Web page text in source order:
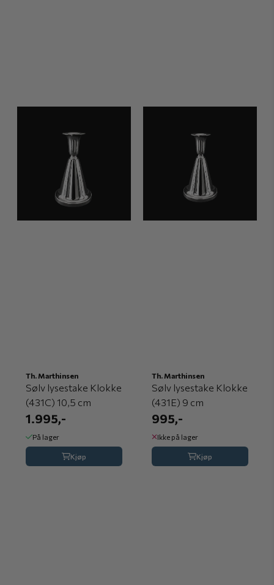
Th. Marthinsen
Sølv lysestake Klokke
(431C) 10,5 cm
1.995,-
På lager
Kjøp
Th. Marthinsen
Sølv lysestake Klokke
(431E) 9 cm
995,-
Ikke på lager
Kjøp